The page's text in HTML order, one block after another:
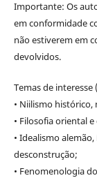
Importante: Os
em conformidade
não estiverem em
devolvidos.
Temas de
• Niilismo
• Filosofia oriental
• Idealismo
desconstrução;
• Fenomenologia